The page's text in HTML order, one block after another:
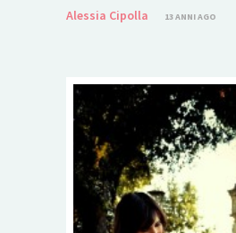
Alessia Cipolla
13 ANNI AGO